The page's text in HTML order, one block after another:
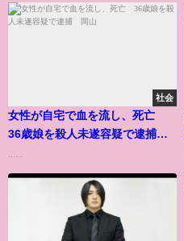
社会
女性が自宅で血を流し、死亡
36歳娘を殺人未遂容疑で逮捕